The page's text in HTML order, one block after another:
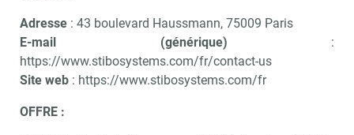
Adresse : 43 boulevard Haussmann, 75009 Paris
E-mail (générique) :
https://www.stibosystems.com/fr/contact-us
Site web : https://www.stibosystems.com/fr
OFFRE :